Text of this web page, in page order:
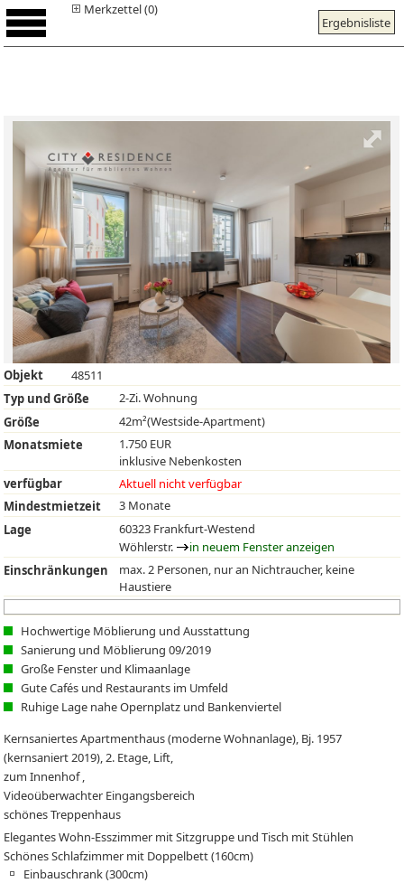
Ergebnisliste
Merkzettel (0)
Objekt
48511
Typ und Größe
2-Zi. Wohnung
Größe
42m²(Westside-Apartment)
Monatsmiete
1.750 EUR
inklusive Nebenkosten
verfügbar
Aktuell nicht verfügbar
Mindestmietzeit
3 Monate
Lage
60323 Frankfurt-Westend
Wöhlerstr.
in neuem Fenster anzeigen
Einschränkungen
max. 2 Personen, nur an Nichtraucher, keine
Haustiere
Hochwertige Möblierung und Ausstattung
Sanierung und Möblierung 09/2019
Große Fenster und Klimaanlage
Gute Cafés und Restaurants im Umfeld
Ruhige Lage nahe Opernplatz und Bankenviertel
Kernsaniertes Apartmenthaus (moderne Wohnanlage), Bj. 1957
(kernsaniert 2019), 2. Etage, Lift,
zum Innenhof ,
Videoüberwachter Eingangsbereich
schönes Treppenhaus
Elegantes Wohn-Esszimmer mit Sitzgruppe und Tisch mit Stühlen
Schönes Schlafzimmer mit Doppelbett (160cm)
Einbauschrank (300cm)